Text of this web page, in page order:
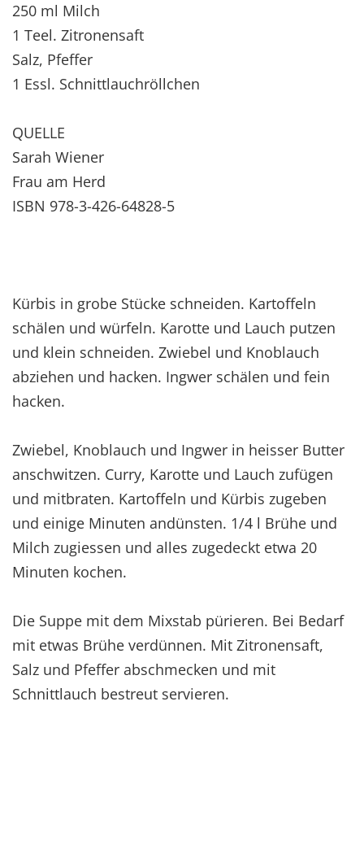
250 ml Milch
1 Teel. Zitronensaft
Salz, Pfeffer
1 Essl. Schnittlauchröllchen
QUELLE
Sarah Wiener
Frau am Herd
ISBN 978-3-426-64828-5
Kürbis in grobe Stücke schneiden. Kartoffeln
schälen und würfeln. Karotte und Lauch putzen
und klein schneiden. Zwiebel und Knoblauch
abziehen und hacken. Ingwer schälen und fein
hacken.
Zwiebel, Knoblauch und Ingwer in heisser Butter
anschwitzen. Curry, Karotte und Lauch zufügen
und mitbraten. Kartoffeln und Kürbis zugeben
und einige Minuten andünsten. 1/4 l Brühe und
Milch zugiessen und alles zugedeckt etwa 20
Minuten kochen.
Die Suppe mit dem Mixstab pürieren. Bei Bedarf
mit etwas Brühe verdünnen. Mit Zitronensaft,
Salz und Pfeffer abschmecken und mit
Schnittlauch bestreut servieren.